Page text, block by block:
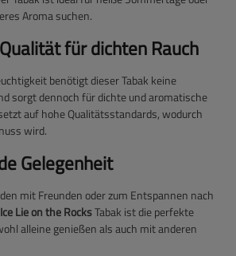
Aroma suchen.
für dichten Rauch
benötigt dieser Tabak keine
sorgt dennoch für dichte und aromatische
auf hohe Qualitätsstandards, wodurch
wird.
Gelegenheit
mit Freunden oder zum Entspannen nach
Ice Lie on the RocksTabak ist die perfekte
alleine genießen als auch mit anderen